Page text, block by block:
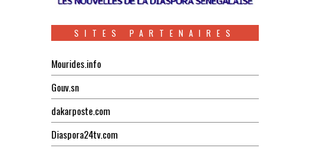
SITES PARTENAIRES
Mourides.info
Gouv.sn
dakarposte.com
Diaspora24tv.com